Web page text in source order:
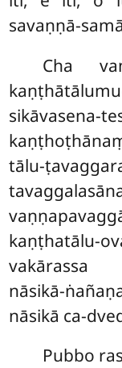
savaṇṇā-
Cha
sikāvasena-
tālu-
kaṇṭhatālu-
nāsikā-
nāsikā ca-
Pubbo